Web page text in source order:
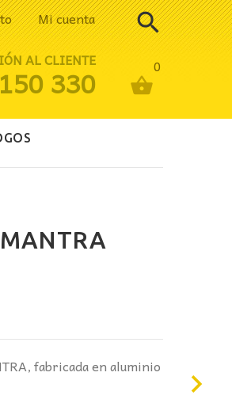
Mi cuenta
0
AL CLIENTE
330
fabricada en aluminio